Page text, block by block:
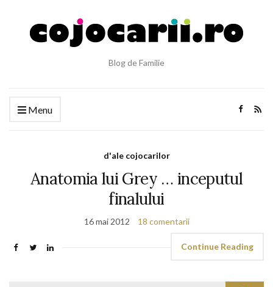
Blog de Familie
Menu
d'ale cojocarilor
Anatomia lui Grey … inceputul
finalului
16 mai 2012 18 comentarii
Continue Reading